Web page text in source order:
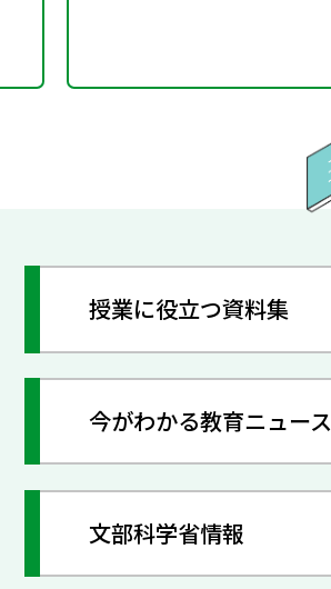
授業に役立つ資料集
今がわかる教育ニュース
文部科学省情報